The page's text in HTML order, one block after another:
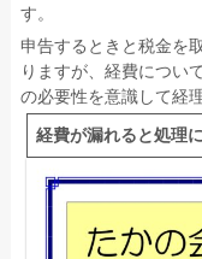
す。
申告するときと税金を
りますが、経費につい
の必要性を意識して経
経費が漏れると処理